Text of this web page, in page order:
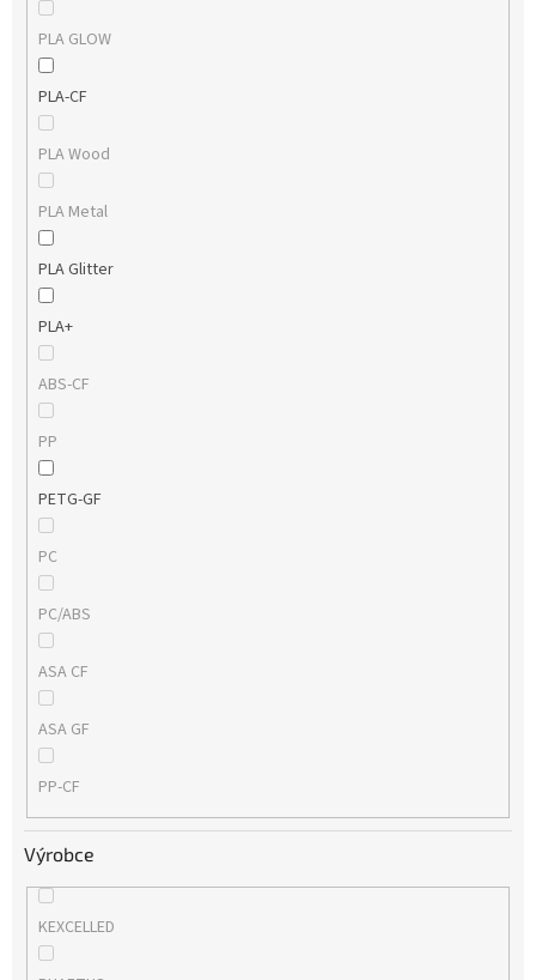
PLA GLOW
PLA-CF
PLA Wood
PLA Metal
PLA Glitter
PLA+
ABS-CF
PP
PETG-GF
PC
PC/ABS
ASA CF
ASA GF
PP-CF
Výrobce
KEXCELLED